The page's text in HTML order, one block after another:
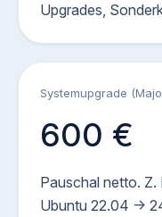
Upgrades,
Systemupgrade
600 €
Pauschal netto. Z.
Ubuntu 22.04 ->